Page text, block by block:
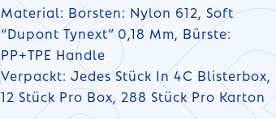
Material: Borsten: Nylon 612, Soft
“Dupont Tynext” 0,18 Mm, Bürste:
PP+TPE Handle
Verpackt: Jedes Stück In 4C Blisterbox,
12 Stück Pro Box, 288 Stück Pro Karton